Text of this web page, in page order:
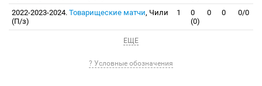
2022-2023-2024. Товарищеские матчи, Чили
(П/з)
1
0
(0)
0 0 0/0
ЕЩЕ
? Условные обозначения